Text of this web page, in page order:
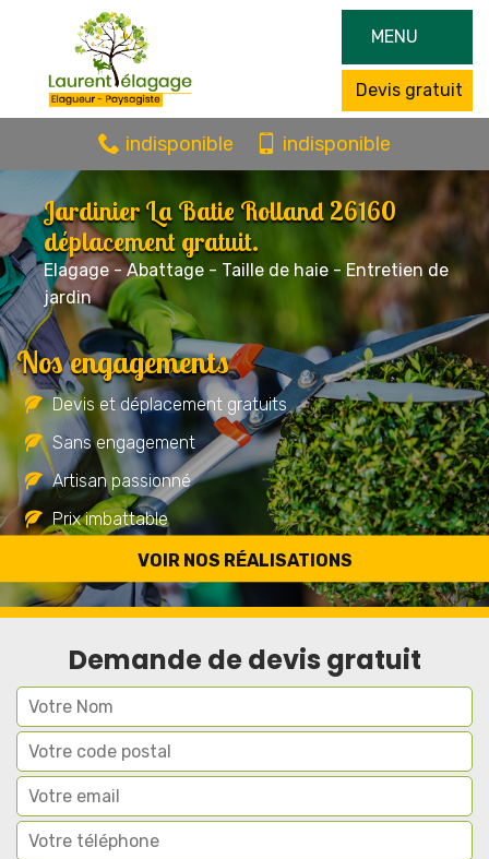
MENU
Devis gratuit
indisponible indisponible
Jardinier La Batie Rolland 26160
déplacement gratuit.
Elagage - Abattage - Taille de haie - Entretien de
jardin
VOIR NOS RÉALISATIONS
Nos engagements
Devis et déplacement gratuits
Sans engagement
Artisan passionné
Prix imbattable
Travail de qualité
Demande de devis gratuit